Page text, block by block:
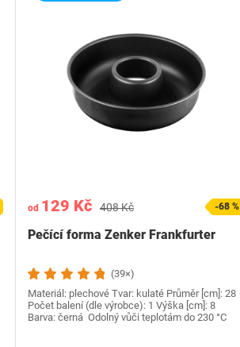
od 129 Kč 408 Kč -68 %
Pečící forma Zenker Frankfurter
(39×)
Materiál: plechové Tvar: kulaté Průměr [cm]: 28
Počet balení (dle výrobce): 1 Výška [cm]: 8
Barva: černá Odolný vůči teplotám do 230 °C